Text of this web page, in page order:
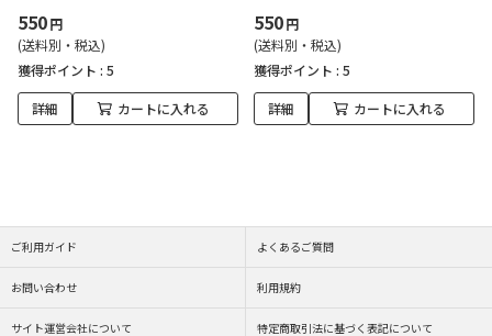
550円
(送料別・税込)
獲得ポイント : 5
詳細 カートに入れる
550円
(送料別・税込)
獲得ポイント : 5
詳細 カートに入れる
ご利用ガイド よくあるご質問
お問い合わせ 利用規約
サイト運営会社について 特定商取引法に基づく表記について